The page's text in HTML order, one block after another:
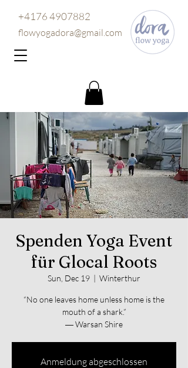
flowyogadora@gmail.com
+4176 4907882
Spenden Yoga Event
für Glocal Roots
Sun, Dec 19
  |
Winterthur
“No one leaves home unless home is the
mouth of a shark.”
― Warsan Shire
Anmeldung abgeschlossen